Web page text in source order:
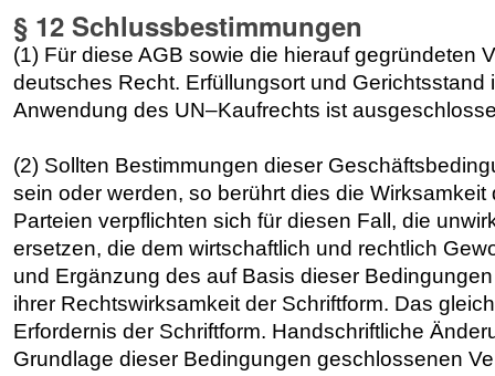
§ 12 Schlussbestimmungen
(1) Für diese AGB sowie die hierauf gegründeten
deutsches Recht. Erfüllungsort und Gerichtsstand
Anwendung des UN–Kaufrechts ist
(2) Sollten Bestimmungen dieser
sein oder werden, so berührt dies die
Parteien verpflichten sich für diesen Fall, die
ersetzen, die dem wirtschaftlich und rechtlich
und Ergänzung des auf Basis dieser
ihrer Rechtswirksamkeit der Schriftform. Das
Erfordernis der Schriftform. Handschriftliche
Grundlage dieser Bedingungen geschlossenen